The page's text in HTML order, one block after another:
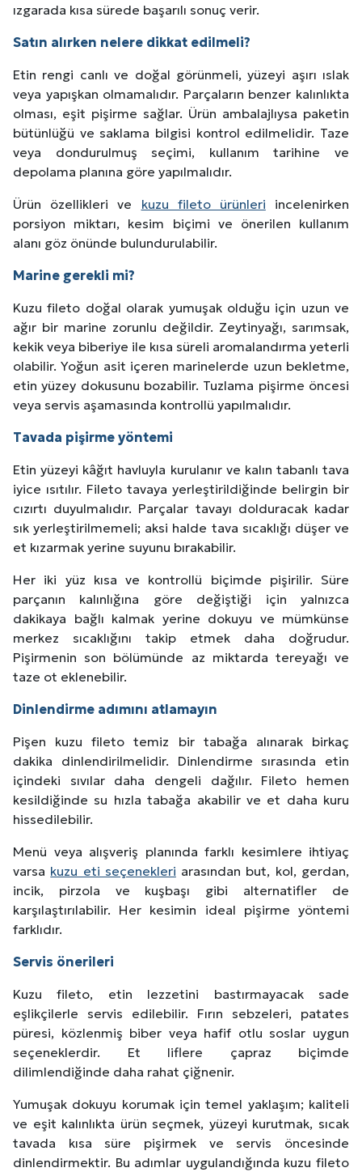
ızgarada kısa sürede başarılı sonuç verir.
Satın alırken nelere dikkat edilmeli?
Etin rengi canlı ve doğal görünmeli, yüzeyi aşırı ıslak
veya yapışkan olmamalıdır. Parçaların benzer kalınlıkta
olması, eşit pişirme sağlar. Ürün ambalajlıysa paketin
bütünlüğü ve saklama bilgisi kontrol edilmelidir. Taze
veya dondurulmuş seçimi, kullanım tarihine ve
depolama planına göre yapılmalıdır.
Ürün özellikleri ve kuzu fileto ürünleri incelenirken
porsiyon miktarı, kesim biçimi ve önerilen kullanım
alanı göz önünde bulundurulabilir.
Marine gerekli mi?
Kuzu fileto doğal olarak yumuşak olduğu için uzun ve
ağır bir marine zorunlu değildir. Zeytinyağı, sarımsak,
kekik veya biberiye ile kısa süreli aromalandırma yeterli
olabilir. Yoğun asit içeren marinelerde uzun bekletme,
etin yüzey dokusunu bozabilir. Tuzlama pişirme öncesi
veya servis aşamasında kontrollü yapılmalıdır.
Tavada pişirme yöntemi
Etin yüzeyi kâğıt havluyla kurulanır ve kalın tabanlı tava
iyice ısıtılır. Fileto tavaya yerleştirildiğinde belirgin bir
cızırtı duyulmalıdır. Parçalar tavayı dolduracak kadar
sık yerleştirilmemeli; aksi halde tava sıcaklığı düşer ve
et kızarmak yerine suyunu bırakabilir.
Her iki yüz kısa ve kontrollü biçimde pişirilir. Süre
parçanın kalınlığına göre değiştiği için yalnızca
dakikaya bağlı kalmak yerine dokuyu ve mümkünse
merkez sıcaklığını takip etmek daha doğrudur.
Pişirmenin son bölümünde az miktarda tereyağı ve
taze ot eklenebilir.
Dinlendirme adımını atlamayın
Pişen kuzu fileto temiz bir tabağa alınarak birkaç
dakika dinlendirilmelidir. Dinlendirme sırasında etin
içindeki sıvılar daha dengeli dağılır. Fileto hemen
kesildiğinde su hızla tabağa akabilir ve et daha kuru
hissedilebilir.
Menü veya alışveriş planında farklı kesimlere ihtiyaç
varsa kuzu eti seçenekleri arasından but, kol, gerdan,
incik, pirzola ve kuşbaşı gibi alternatifler de
karşılaştırılabilir. Her kesimin ideal pişirme yöntemi
farklıdır.
Servis önerileri
Kuzu fileto, etin lezzetini bastırmayacak sade
eşlikçilerle servis edilebilir. Fırın sebzeleri, patates
püresi, közlenmiş biber veya hafif otlu soslar uygun
seçeneklerdir. Et liflere çapraz biçimde
dilimlendiğinde daha rahat çiğnenir.
Yumuşak dokuyu korumak için temel yaklaşım; kaliteli
ve eşit kalınlıkta ürün seçmek, yüzeyi kurutmak, sıcak
tavada kısa süre pişirmek ve servis öncesinde
dinlendirmektir. Bu adımlar uygulandığında kuzu fileto
Site İçi (On-Page) SEO Hizmeti: Web Sitenizin